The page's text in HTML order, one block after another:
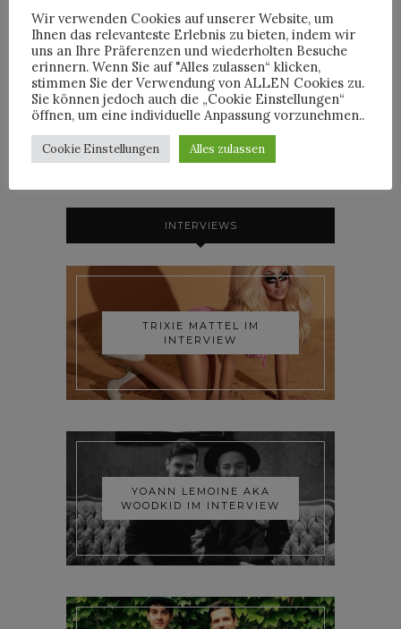
6Comments
By HORST
INTERVIEWS
TRIXIE MATTEL IM
INTERVIEW
YOANN LEMOINE AKA
WOODKID IM INTERVIEW
Wir verwenden Cookies auf unserer Website, um
Ihnen das relevanteste Erlebnis zu bieten, indem wir
uns an Ihre Präferenzen und wiederholten Besuche
erinnern. Wenn Sie auf "Alles zulassen“ klicken,
stimmen Sie der Verwendung von ALLEN Cookies zu.
Sie können jedoch auch die „Cookie Einstellungen“
öffnen, um eine individuelle Anpassung vorzunehmen..
Cookie Einstellungen Alles zulassen